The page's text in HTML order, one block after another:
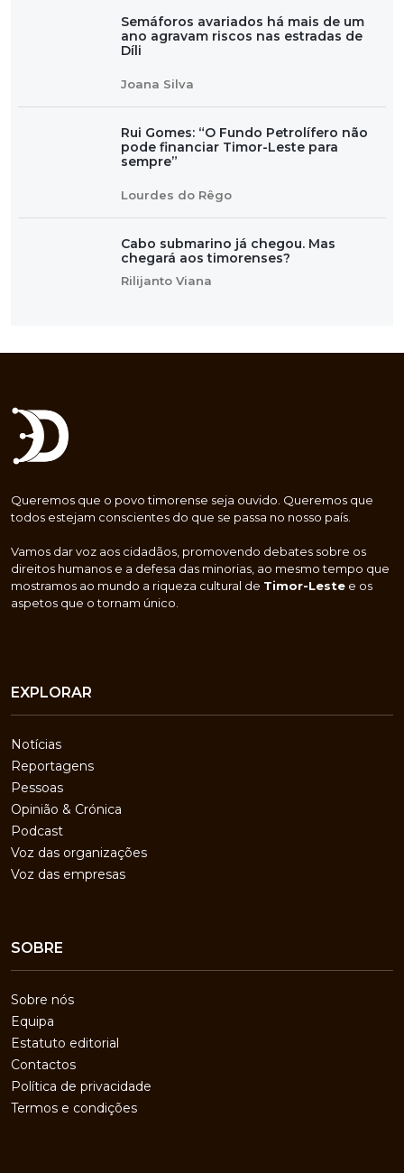
Semáforos avariados há mais de um
ano agravam riscos nas estradas de
Díli
Joana Silva
Rui Gomes: “O Fundo Petrolífero não
pode financiar Timor-Leste para
sempre”
Lourdes do Rêgo
Cabo submarino já chegou. Mas
chegará aos timorenses?
Rilijanto Viana
Queremos que o povo timorense seja ouvido. Queremos que
todos estejam conscientes do que se passa no nosso país.
Vamos dar voz aos cidadãos, promovendo debates sobre os
direitos humanos e a defesa das minorias, ao mesmo tempo que
mostramos ao mundo a riqueza cultural de Timor-Leste e os
aspetos que o tornam único.
EXPLORAR
Notícias
Reportagens
Pessoas
Opinião & Crónica
Podcast
Voz das organizações
Voz das empresas
SOBRE
Sobre nós
Equipa
Estatuto editorial
Contactos
Política de privacidade
Termos e condições